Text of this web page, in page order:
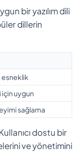
bir yazılım dili
dillerin
için uygun
sağlama
dostu bir
ve yönetimini